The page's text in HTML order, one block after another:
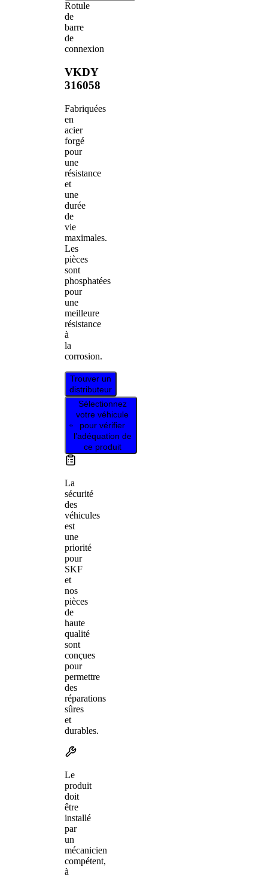
Rotule
de
barre
de
connexion
VKDY
316058
Fabriquées
en
acier
forgé
pour
une
résistance
et
une
durée
de
vie
maximales.
Les
pièces
sont
phosphatées
pour
une
meilleure
résistance
à
la
corrosion.
Trouver un
distributeur
Sélectionnez
votre véhicule
pour vérifier
l’adéquation de
ce produit
La
sécurité
des
véhicules
est
une
priorité
pour
SKF
et
nos
pièces
de
haute
qualité
sont
conçues
pour
permettre
des
réparations
sûres
et
durables.
Le
produit
doit
être
installé
par
un
mécanicien
compétent,
à